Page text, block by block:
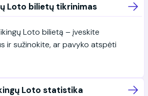
Loto bilietų tikrinimas
Loto bilietą – įveskite
ir sužinokite, ar pavyko atspėti
Loto statistika